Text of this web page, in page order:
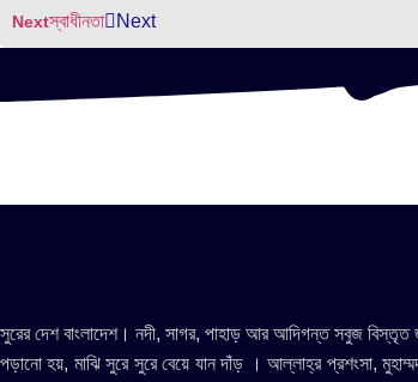
Nextস্বাধীনতা Next
সুরের দেশ বাংলাদেশ। নদী, সাগর, পাহাড় আর আদিগন্ত সবুজ বিস্তৃত
পড়ানো হয়, মাঝি সুরে সুরে বেয়ে যান দাঁড় । আল্লাহ্র প্রশংসা,